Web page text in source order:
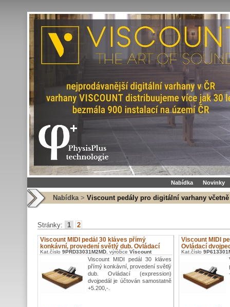
Nabídka Novinky
Nabídka > Viscount pedály pro digitální varhany včetně
Stránky: 1 2
Viscount MIDI pedál 30 kláves přímý
konkávní, provedení světlý dub. Ovládací
(expression) dvojpedál je účtován
samostatně +5.200,-.
Kat.číslo 9PRD33031M2MD, výrobce Viscount
Viscount MIDI pedál 30 kláves
přímý konkávní, provedení světlý
dub. Ovládací (expression)
dvojpedál je účtován samostatně
+5.200,-.
Viscount MIDI
Ovládací
Kat.číslo